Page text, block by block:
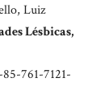
Luiz
Lésbicas,
761-7121-